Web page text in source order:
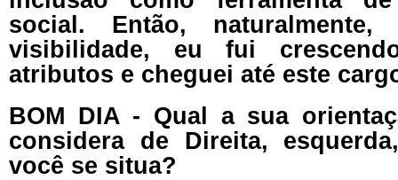
social. Então,
visibilidade, eu fui
atributos e cheguei até este
BOM DIA - Qual a sua
considera de Direita,
você se situa?